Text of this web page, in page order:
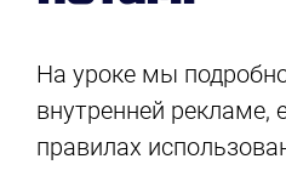
На уроке мы
внутренней рекламе,
правилах